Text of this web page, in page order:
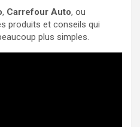
, Carrefour Auto, ou
produits et conseils qui
plus simples.